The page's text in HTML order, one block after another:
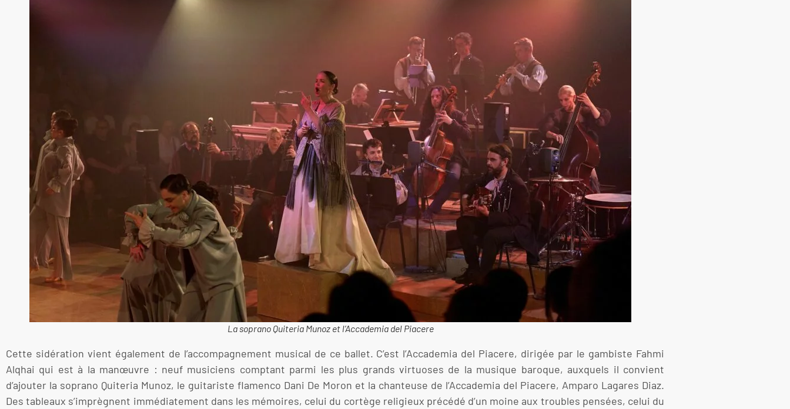
La soprano Quiteria Munoz et l’Accademia del Piacere
Cette sidération vient également de l’accompagnement musical de ce ballet. C’est l’Accademia del Piacere, dirigée par le gambiste Fahmi
Alqhai qui est à la manœuvre : neuf musiciens comptant parmi les plus grands virtuoses de la musique baroque, auxquels il convient
d’ajouter la soprano Quiteria Munoz, le guitariste flamenco Dani De Moron et la chanteuse de l’Accademia del Piacere, Amparo Lagares Diaz.
Des tableaux s’imprègnent immédiatement dans les mémoires, celui du cortège religieux précédé d’un moine aux troubles pensées, celui du